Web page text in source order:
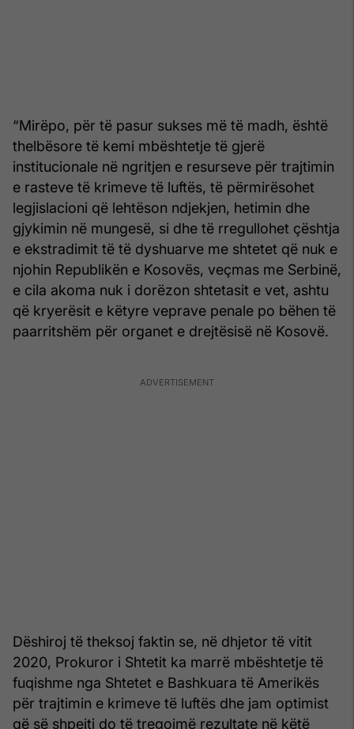
“Mirëpo, për të pasur sukses më të madh, është
thelbësore të kemi mbështetje të gjerë
institucionale në ngritjen e resurseve për trajtimin
e rasteve të krimeve të luftës, të përmirësohet
legjislacioni që lehtëson ndjekjen, hetimin dhe
gjykimin në mungesë, si dhe të rregullohet çështja
e ekstradimit të të dyshuarve me shtetet që nuk e
njohin Republikën e Kosovës, veçmas me Serbinë,
e cila akoma nuk i dorëzon shtetasit e vet, ashtu
që kryerësit e këtyre veprave penale po bëhen të
paarritshëm për organet e drejtësisë në Kosovë.
Dëshiroj të theksoj faktin se, në dhjetor të vitit
2020, Prokuror i Shtetit ka marrë mbështetje të
fuqishme nga Shtetet e Bashkuara të Amerikës
për trajtimin e krimeve të luftës dhe jam optimist
që së shpejti do të tregojmë rezultate në këtë